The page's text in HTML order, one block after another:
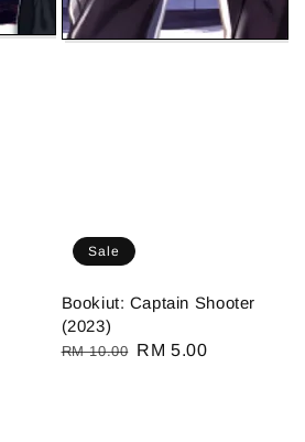
Sale
Bookiut: Captain Shooter
(2023)
Regular
RM 10.00 Sale
RM 5.00